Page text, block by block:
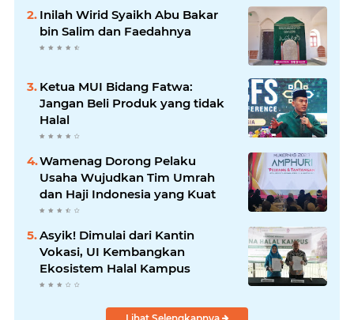
Inilah Wirid Syaikh Abu Bakar
bin Salim dan Faedahnya
Ketua MUI Bidang Fatwa:
Jangan Beli Produk yang tidak
Halal
Wamenag Dorong Pelaku
Usaha Wujudkan Tim Umrah
dan Haji Indonesia yang Kuat
Asyik! Dimulai dari Kantin
Vokasi, UI Kembangkan
Ekosistem Halal Kampus